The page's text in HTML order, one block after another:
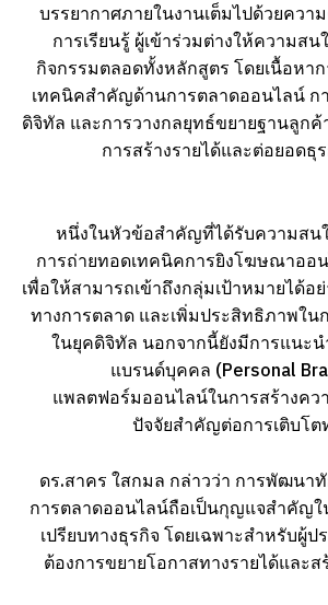
บรรยากาศภายในงานเต็มไปด้วยคว
การเรียนรู้ ผู้เข้าร่วมต่างให้ความส
กิจกรรมตลอดทั้งหลักสูตร โดยเนื้อหา
เทคนิคสำคัญด้านการตลาดออนไลน์ ก
ดิจิทัล และการวางกลยุทธ์ขยายฐานลูกค้
การสร้างรายได้และต่อยอดธุ
หนึ่งในหัวข้อสำคัญที่ได้รับความสน
การถ่ายทอดเทคนิคการยิงโฆษณาออ
เพื่อให้สามารถเข้าถึงกลุ่มเป้าหมายได้อ
ทางการตลาด และเพิ่มประสิทธิภาพใน
ในยุคดิจิทัล นอกจากนี้ยังมีการแนะน
แบรนด์บุคคล (Personal
แพลตฟอร์มออนไลน์ในการสร้างคว
ปัจจัยสำคัญต่อการเติบโ
ดร.สาคร ใสกมล กล่าวว่า การพัฒนา
การตลาดออนไลน์ถือเป็นกุญแจสำคัญใ
เปรียบทางธุรกิจ โดยเฉพาะสำหรับผู้
ต้องการขยายโอกาสทางรายได้และส